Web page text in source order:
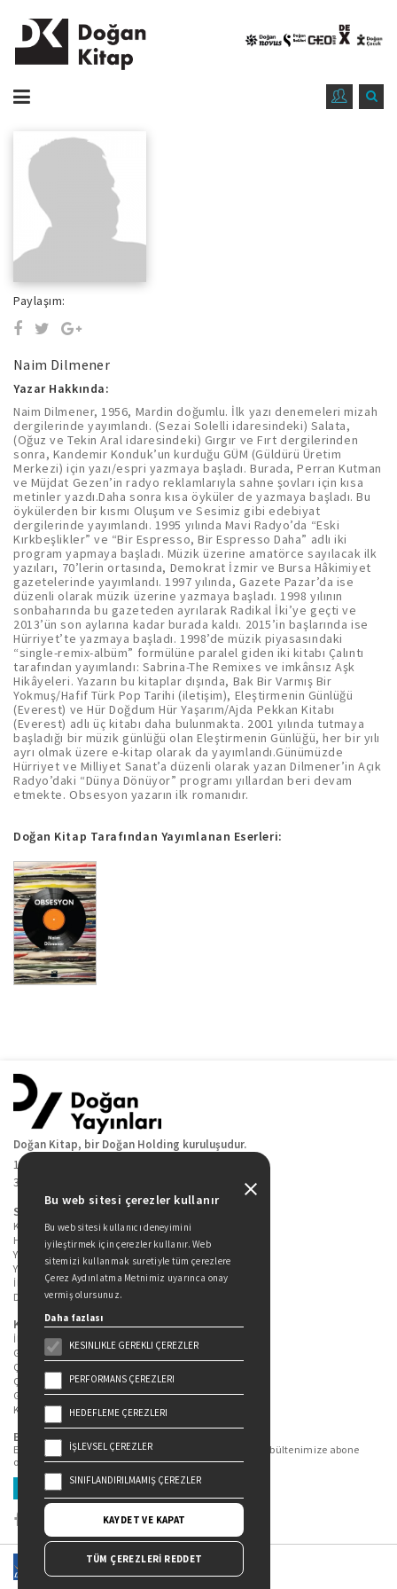
Paylaşım:
Naim Dilmener
Yazar Hakkında:
Naim Dilmener, 1956, Mardin doğumlu. İlk yazı denemeleri mizah
dergilerinde yayımlandı. (Sezai Solelli idaresindeki) Salata,
(Oğuz ve Tekin Aral idaresindeki) Gırgır ve Fırt dergilerinden
sonra, Kandemir Konduk’un kurduğu GÜM (Güldürü Üretim
Merkezi) için yazı/espri yazmaya başladı. Burada, Perran Kutman
ve Müjdat Gezen’in radyo reklamlarıyla sahne şovları için kısa
metinler yazdı.Daha sonra kısa öyküler de yazmaya başladı. Bu
öykülerden bir kısmı Oluşum ve Sesimiz gibi edebiyat
dergilerinde yayımlandı. 1995 yılında Mavi Radyo’da “Eski
Kırkbeşlikler” ve “Bir Espresso, Bir Espresso Daha” adlı iki
program yapmaya başladı. Müzik üzerine amatörce sayılacak ilk
yazıları, 70’lerin ortasında, Demokrat İzmir ve Bursa Hâkimiyet
gazetelerinde yayımlandı. 1997 yılında, Gazete Pazar’da ise
düzenli olarak müzik üzerine yazmaya başladı. 1998 yılının
sonbaharında bu gazeteden ayrılarak Radikal İki’ye geçti ve
2013’ün son aylarına kadar burada kaldı. 2015’in başlarında ise
Hürriyet’te yazmaya başladı. 1998’de müzik piyasasındaki
“single-remix-albüm” formülüne paralel giden iki kitabı Çalıntı
tarafından yayımlandı: Sabrina-The Remixes ve imkânsız Aşk
Hikâyeleri. Yazarın bu kitaplar dışında, Bak Bir Varmış Bir
Yokmuş/Hafif Türk Pop Tarihi (iletişim), Eleştirmenin Günlüğü
(Everest) ve Hür Doğdum Hür Yaşarım/Ajda Pekkan Kitabı
(Everest) adlı üç kitabı daha bulunmakta. 2001 yılında tutmaya
başladığı bir müzik günlüğü olan Eleştirmenin Günlüğü, her bir yılı
ayrı olmak üzere e-kitap olarak da yayımlandı.Günümüzde
Hürriyet ve Milliyet Sanat’a düzenli olarak yazan Dilmener’in Açık
Radyo’daki “Dünya Dönüyor” programı yıllardan beri devam
etmekte. Obsesyon yazarın ilk romanıdır.
Doğan Kitap Tarafından Yayımlanan Eserleri:
Doğan Kitap, bir Doğan Holding kuruluşudur.
19 Mayıs Cad. Golden Plaza No:1 Kat:10
34360 / Şişli / İstanbul
Sitede Yer Alan Sayfalar
Kitaplarımız
Hakkımızda
Yazarlarımız
Yazar Adayları İçin
İletişim
Duygu Asena Roman Ödülü
Kişisel Verilerin Korunması
İlgili Kişi Başvuru Formu
Genel Aydınlatma Metni
Çekiliş Aydınlatma Metni
Çerez Aydınlatma Metni
Gizlilik Politikası
Kullanım Şartları
Bizi Takip Edin...
En güncel kitap ve etkinliklerden haberdar olmak için bültenimize abone
olun.
Üye Ol
Bu web sitesi çerezler kullanır
Bu web sitesi kullanıcı deneyimini
iyileştirmek için çerezler kullanır. Web
sitemizi kullanmak suretiyle tüm çerezlere
Çerez Aydınlatma Metnimiz uyarınca onay
vermiş olursunuz.
Daha fazlası
KESINLIKLE GEREKLI ÇEREZLER
PERFORMANS ÇEREZLERI
HEDEFLEME ÇEREZLERI
İŞLEVSEL ÇEREZLER
SINIFLANDIRILMAMIŞ ÇEREZLER
KAYDET VE KAPAT
TÜM ÇEREZLERİ REDDET